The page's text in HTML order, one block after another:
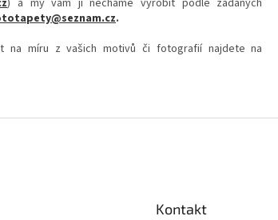
) a my vám ji necháme vyrobit podle zadaných
.
na míru z vašich motivů či fotografií najdete na
Kontakt